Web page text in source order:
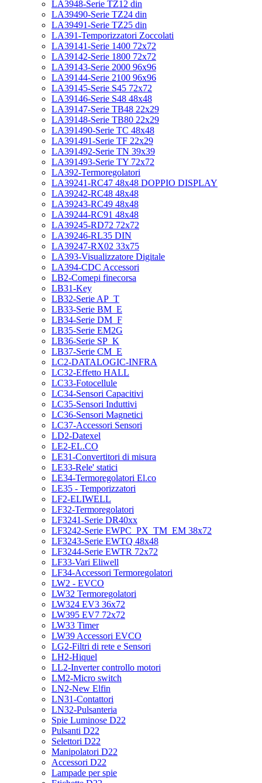
LA3948-Serie TZ12 din
LA39490-Serie TZ24 din
LA39491-Serie TZ25 din
LA391-Temporizzatori Zoccolati
LA39141-Serie 1400 72x72
LA39142-Serie 1800 72x72
LA39143-Serie 2000 96x96
LA39144-Serie 2100 96x96
LA39145-Serie S45 72x72
LA39146-Serie S48 48x48
LA39147-Serie TB48 22x29
LA39148-Serie TB80 22x29
LA391490-Serie TC 48x48
LA391491-Serie TF 22x29
LA391492-Serie TN 39x39
LA391493-Serie TY 72x72
LA392-Termoregolatori
LA39241-RC47 48x48 DOPPIO DISPLAY
LA39242-RC48 48x48
LA39243-RC49 48x48
LA39244-RC91 48x48
LA39245-RD72 72x72
LA39246-RL35 DIN
LA39247-RX02 33x75
LA393-Visualizzatore Digitale
LA394-CDC Accessori
LB2-Comepi finecorsa
LB31-Key
LB32-Serie AP_T
LB33-Serie BM_E
LB34-Serie DM_F
LB35-Serie EM2G
LB36-Serie SP_K
LB37-Serie CM_E
LC2-DATALOGIC-INFRA
LC32-Effetto HALL
LC33-Fotocellule
LC34-Sensori Capacitivi
LC35-Sensori Induttivi
LC36-Sensori Magnetici
LC37-Accessori Sensori
LD2-Datexel
LE2-EL.CO
LE31-Convertitori di misura
LE33-Rele' statici
LE34-Termoregolatori El.co
LE35 - Temporizzatori
LF2-ELIWELL
LF32-Termoregolatori
LF3241-Serie DR40xx
LF3242-Serie EWPC_PX_TM_EM 38x72
LF3243-Serie EWTQ 48x48
LF3244-Serie EWTR 72x72
LF33-Vari Eliwell
LF34-Accessori Termoregolatori
LW2 - EVCO
LW32 Termoregolatori
LW324 EV3 36x72
LW395 EV7 72x72
LW33 Timer
LW39 Accessori EVCO
LG2-Filtri di rete e Sensori
LH2-Hiquel
LL2-Inverter controllo motori
LM2-Micro switch
LN2-New Elfin
LN31-Contattori
LN32-Pulsanteria
Spie Luminose D22
Pulsanti D22
Selettori D22
Manipolatori D22
Accessori D22
Lampade per spie